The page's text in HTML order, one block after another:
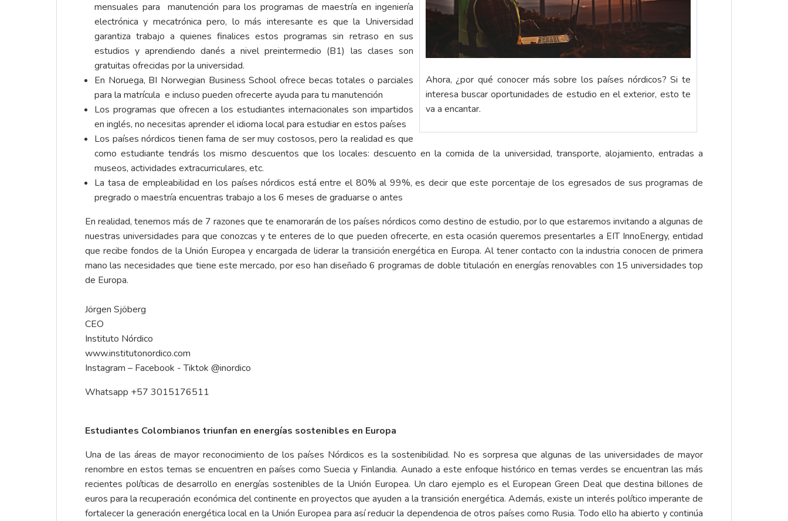
Ahora, ¿por qué conocer más sobre los países nórdicos? Si te
interesa buscar oportunidades de estudio en el exterior, esto te
va a encantar.
mensuales para manutención para los programas de maestría en ingeniería
electrónica y mecatrónica pero, lo más interesante es que la Universidad
garantiza trabajo a quienes finalices estos programas sin retraso en sus
estudios y aprendiendo danés a nivel preintermedio (B1) las clases son
gratuitas ofrecidas por la universidad.
En Noruega, BI Norwegian Business School ofrece becas totales o parciales
para la matrícula e incluso pueden ofrecerte ayuda para tu manutención
Los programas que ofrecen a los estudiantes internacionales son impartidos
en inglés, no necesitas aprender el idioma local para estudiar en estos países
Los países nórdicos tienen fama de ser muy costosos, pero la realidad es que
como estudiante tendrás los mismo descuentos que los locales: descuento en la comida de la universidad, transporte, alojamiento, entradas a
museos, actividades extracurriculares, etc.
La tasa de empleabilidad en los países nórdicos está entre el 80% al 99%, es decir que este porcentaje de los egresados de sus programas de
pregrado o maestría encuentras trabajo a los 6 meses de graduarse o antes
En realidad, tenemos más de 7 razones que te enamorarán de los países nórdicos como destino de estudio, por lo que estaremos invitando a algunas de
nuestras universidades para que conozcas y te enteres de lo que pueden ofrecerte, en esta ocasión queremos presentarles a EIT InnoEnergy, entidad
que recibe fondos de la Unión Europea y encargada de liderar la transición energética en Europa. Al tener contacto con la industria conocen de primera
mano las necesidades que tiene este mercado, por eso han diseñado 6 programas de doble titulación en energías renovables con 15 universidades top
de Europa.
Jörgen Sjöberg
CEO
Instituto Nórdico
www.institutonordico.com
Instagram – Facebook - Tiktok @inordico
Whatsapp +57 3015176511
Estudiantes Colombianos triunfan en energías sostenibles en Europa
Una de las áreas de mayor reconocimiento de los países Nórdicos es la sostenibilidad. No es sorpresa que algunas de las universidades de mayor
renombre en estos temas se encuentren en países como Suecia y Finlandia. Aunado a este enfoque histórico en temas verdes se encuentran las más
recientes políticas de desarrollo en energías sostenibles de la Unión Europea. Un claro ejemplo es el European Green Deal que destina billones de
euros para la recuperación económica del continente en proyectos que ayuden a la transición energética. Además, existe un interés político imperante de
fortalecer la generación energética local en la Unión Europea para así reducir la dependencia de otros países como Rusia. Todo ello ha abierto y continúa